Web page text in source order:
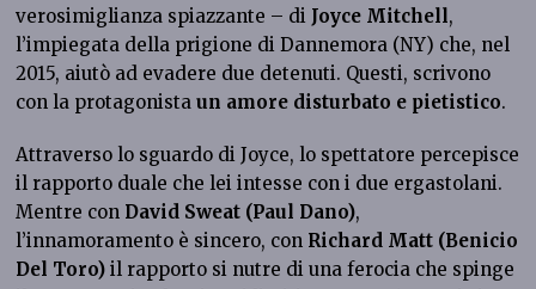
verosimiglianza spiazzante – di Joyce Mitchell ,
l’impiegata della prigione di Dannemora (NY) che, nel
2015, aiutò ad evadere due detenuti. Questi, scrivono
con la protagonista un amore disturbato e pietistico.
Attraverso lo sguardo di Joyce, lo spettatore percepisce
il rapporto duale che lei intesse con i due ergastolani.
Mentre con David Sweat (Paul Dano),
l’innamoramento è sincero, con Richard Matt (Benicio
Del Toro) il rapporto si nutre di una ferocia che spinge